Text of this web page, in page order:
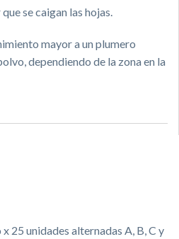
se caigan las hojas.
mayor a un plumero
dependiendo de la zona en la
25 unidades alternadas A, B, C y